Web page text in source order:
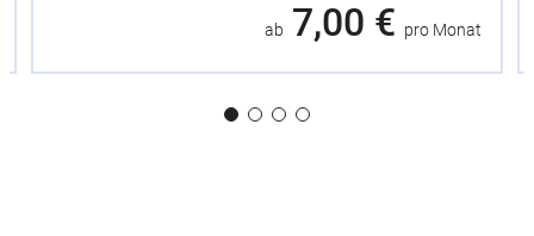
ab 7,00 € pro Monat